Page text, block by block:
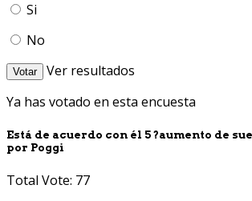
Si
No
Votar
Ver resultados
Ya has votado en esta encuesta
Está de acuerdo con él 5 ?aumento de
por Poggi
Total Vote: 77